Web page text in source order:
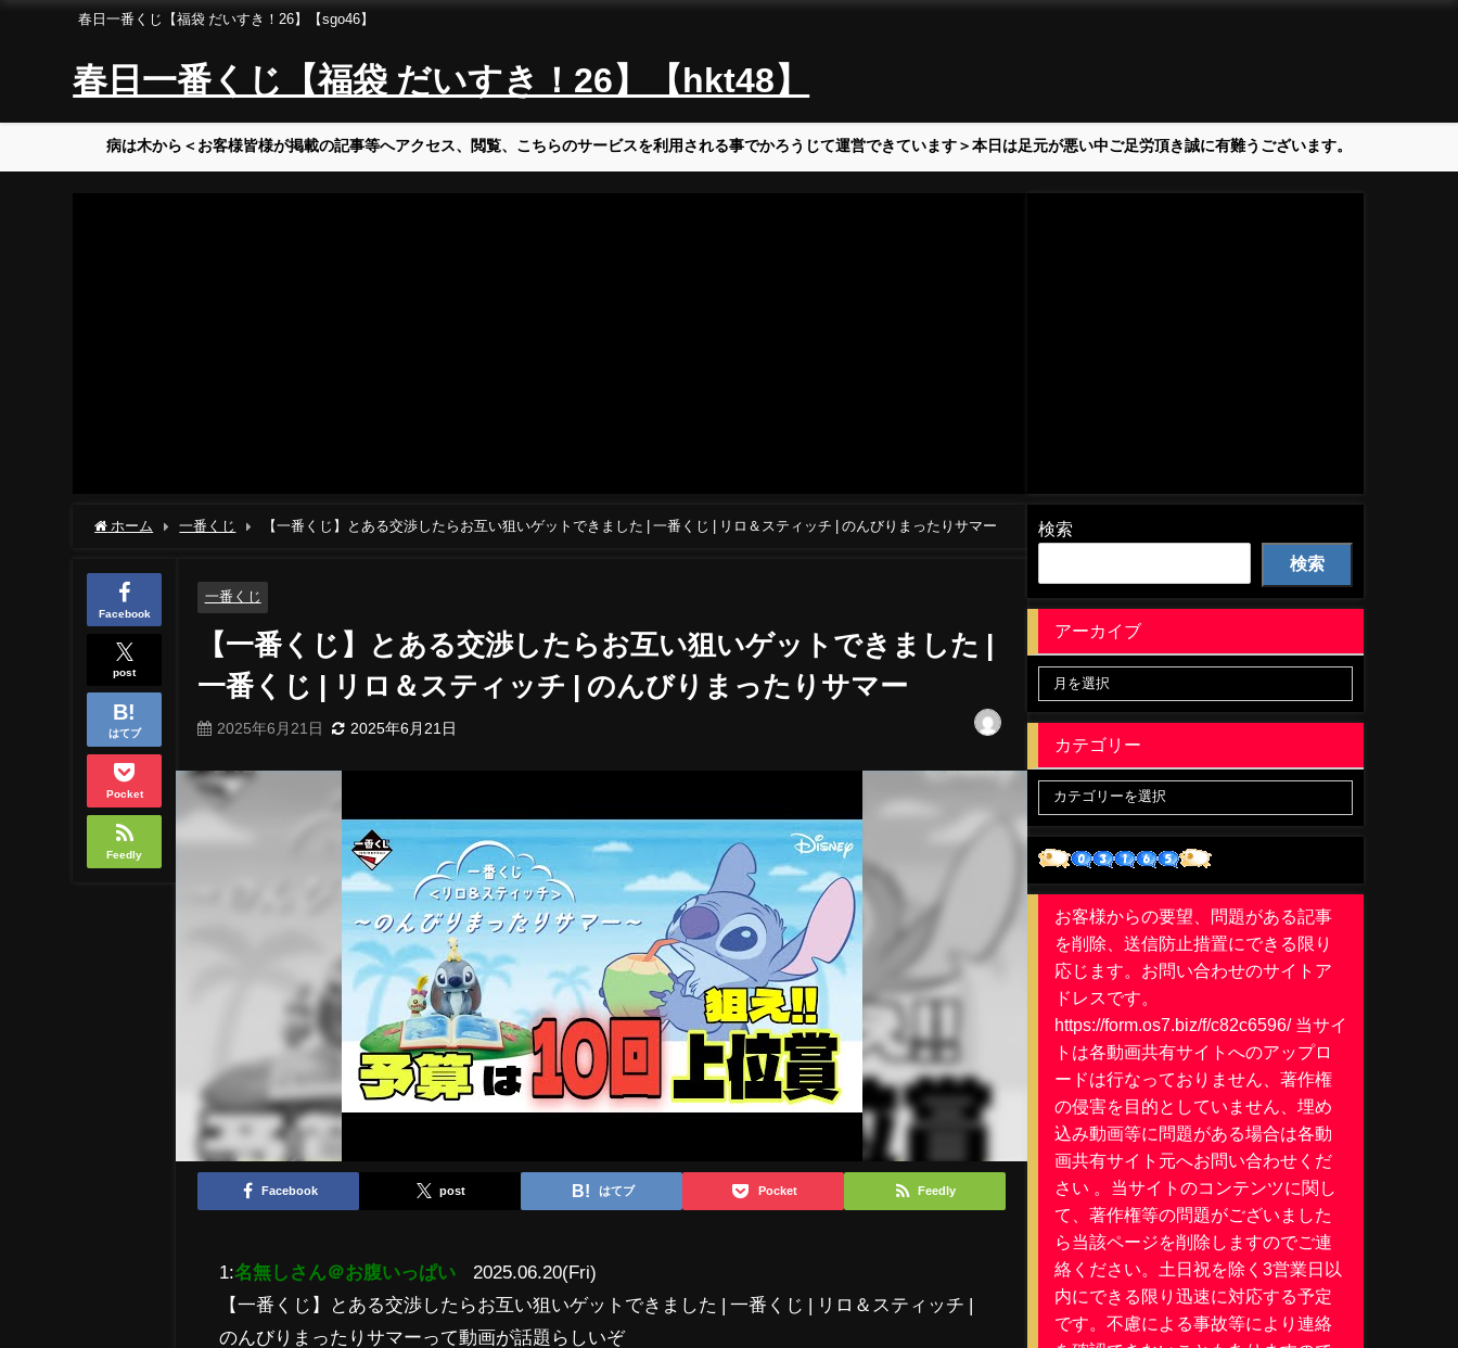
春日一番くじ【福袋 だいすき！26】【sgo46】
春日一番くじ【福袋 だいすき！26】【hkt48】
病は木から＜お客様皆様が掲載の記事等へアクセス、閲覧、こちらのサービスを利用される事でかろうじて運営できています＞本日は足元が悪い中ご足労頂き誠に有難うございます。
ホーム 一番くじ 【一番くじ】とある交渉したらお互い狙いゲットできました | 一番くじ | リロ＆スティッチ | のんびりまったりサマー
Facebook
post
はてブ
Pocket
Feedly
一番くじ
【一番くじ】とある交渉したらお互い狙いゲットできました |
一番くじ | リロ＆スティッチ | のんびりまったりサマー
2025年6月21日 2025年6月21日
Facebook post はてブ Pocket Feedly
1:名無しさん＠お腹いっぱい
2025.06.20(Fri)
【一番くじ】とある交渉したらお互い狙いゲットできました | 一番くじ | リロ＆スティッチ |
のんびりまったりサマーって動画が話題らしいぞ
検索
検索
アーカイブ
カテゴリー
お客様からの要望、問題がある記事
を削除、送信防止措置にできる限り
応じます。お問い合わせのサイトア
ドレスです。
https://form.os7.biz/f/c82c6596/ 当サイ
トは各動画共有サイトへのアップロ
ードは行なっておりません、著作権
の侵害を目的としていません、埋め
込み動画等に問題がある場合は各動
画共有サイト元へお問い合わせくだ
さい 。当サイトのコンテンツに関し
て、著作権等の問題がございました
ら当該ページを削除しますのでご連
絡ください。土日祝を除く3営業日以
内にできる限り迅速に対応する予定
です。不慮による事故等により連絡